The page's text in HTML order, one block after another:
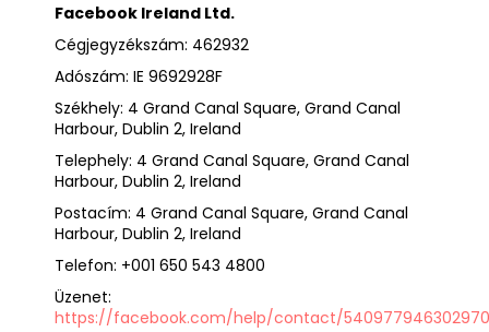
Facebook Ireland Ltd.
Cégjegyzékszám: 462932
Adószám: IE 9692928F
Székhely: 4 Grand Canal Square, Grand Canal
Harbour, Dublin 2, Ireland
Telephely: 4 Grand Canal Square, Grand Canal
Harbour, Dublin 2, Ireland
Postacím: 4 Grand Canal Square, Grand Canal
Harbour, Dublin 2, Ireland
Telefon: +001 650 543 4800
Üzenet:
https://facebook.com/help/contact/540977946302970